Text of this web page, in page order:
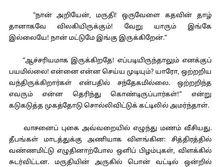
“நான் அறியேன், மருதி! ஒருவேளை கதவின் தாழ்
தானாகவே விலகியிருக்கும்! வேறு யாரும் இங்கே
இல்லையே! நான் மட்டுமே இங்கு இருக்கிறேன்.”
“ஆச்சரியமாக இருக்கிறதே! எப்படியிருந்தாலும் எனக்குப்
பயமில்லை! என்னை என்ன செய்ய முடியும்? யாரோ, ஒற்றறிய
வந்திருக்கிறார்கள் என்பதில் சந்தேகமில்லை. ஒற்றறிந்த
எவரும் என்ன தெரிந்து கொண்டிருப்பார்கள்!” என்று
கடுகடுத்த முகத்தோடு சொல்லிவிட்டுக் கட்டிலில் அமர்ந்தாள்.
வாசனைப் புகை அவ்வறையில் எழுந்து மணம் வீசியது.
தீபங்கள் மாடத்துக்கு அணியாக விளங்கின: சித்திரத்தில்
வண்ணமிட்டு எழுதினாற்போல ஒளிப் பிழம்புகள், விளக்கில்
சுடர்விட்டன. மருதியின் அருகில் பொன் வட்டில் ஒன்றில்